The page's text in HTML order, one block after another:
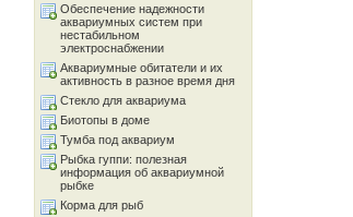
Обеспечение надежности
аквариумных систем при
нестабильном
электроснабжении
Аквариумные обитатели и их
активность в разное время дня
Стекло для аквариума
Биотопы в доме
Тумба под аквариум
Рыбка гуппи: полезная
информация об аквариумной
рыбке
Корма для рыб